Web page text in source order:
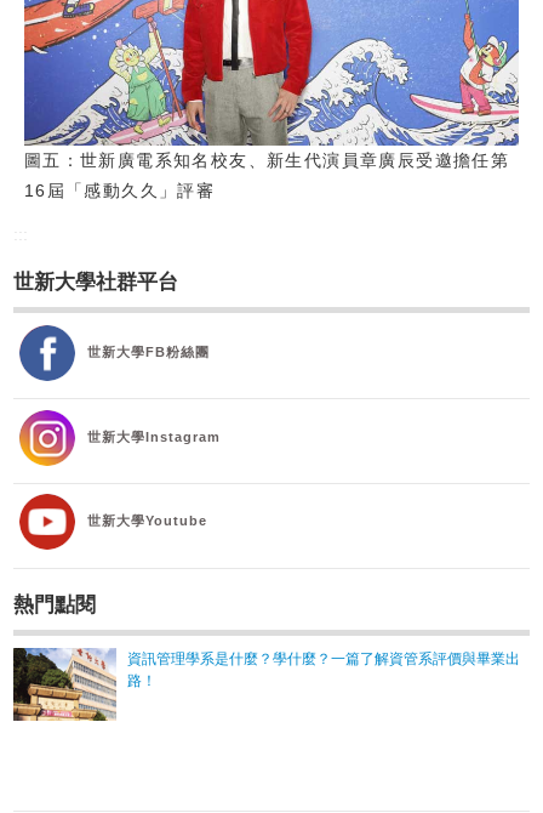
圖五：世新廣電系知名校友、新生代演員章廣辰受邀擔任第
16屆「感動久久」評審
世新大學社群平台
世新大學FB粉絲團
世新大學Instagram
世新大學Youtube
熱門點閱
資訊管理學系是什麼？學什麼？一篇了解資管系評價與畢業出
路！